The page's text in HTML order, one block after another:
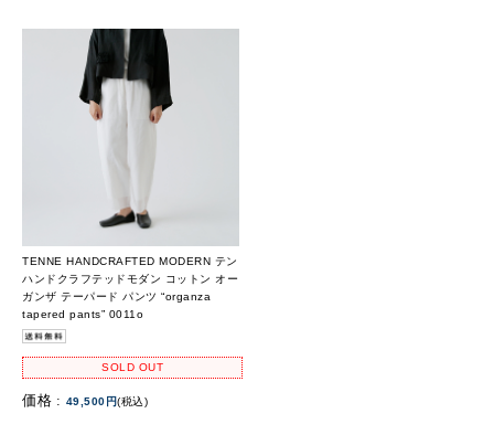
TENNE HANDCRAFTED MODERN テン
ハンドクラフテッドモダン コットン オー
ガンザ テーパード パンツ “organza
tapered pants” 0011o
SOLD OUT
価格 : 49,500円(税込)